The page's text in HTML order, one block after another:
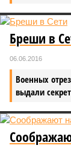
Бреши в
06.06.2016
Военных
выдали